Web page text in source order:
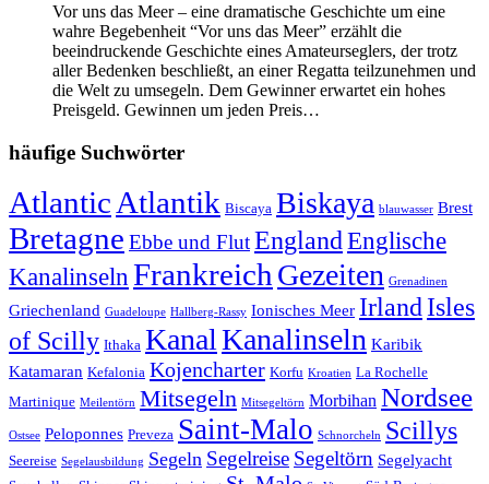
Vor uns das Meer – eine dramatische Geschichte um eine
wahre Begebenheit “Vor uns das Meer” erzählt die
beeindruckende Geschichte eines Amateurseglers, der trotz
aller Bedenken beschließt, an einer Regatta teilzunehmen und
die Welt zu umsegeln. Dem Gewinner erwartet ein hohes
Preisgeld. Gewinnen um jeden Preis…
häufige Suchwörter
Atlantic Atlantik Biscaya Biskaya blauwasser Brest
Bretagne Ebbe und Flut EnglandEnglische
KanalinselnFrankreich Gezeiten Grenadinen
Griechenland Guadeloupe Hallberg-Rassy Ionisches Meer IrlandIsles
of Scilly Ithaka KanalKanalinseln Karibik
Katamaran Kefalonia Kojencharter Korfu Kroatien La Rochelle
Martinique Meilentörn Mitsegeln Mitsegeltörn Morbihan Nordsee
Ostsee Peloponnes Preveza Saint-Malo Schnorcheln Scillys
Seereise Segelausbildung Segeln Segelreise Segeltörn Segelyacht